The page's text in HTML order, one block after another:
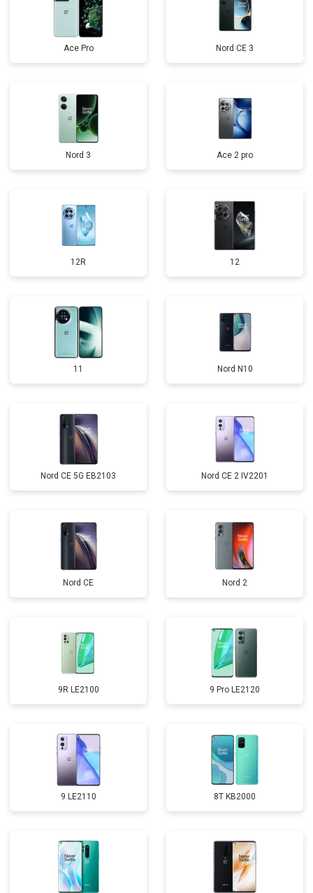
Ace Pro Nord CE 3
Nord 3 Ace 2 pro
12R 12
11 Nord N10
Nord CE 5G EB2103 Nord CE 2 IV2201
Nord CE Nord 2
9R LE2100 9 Pro LE2120
9 LE2110 8T KB2000